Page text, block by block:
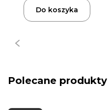
Do koszyka
Polecane produkty